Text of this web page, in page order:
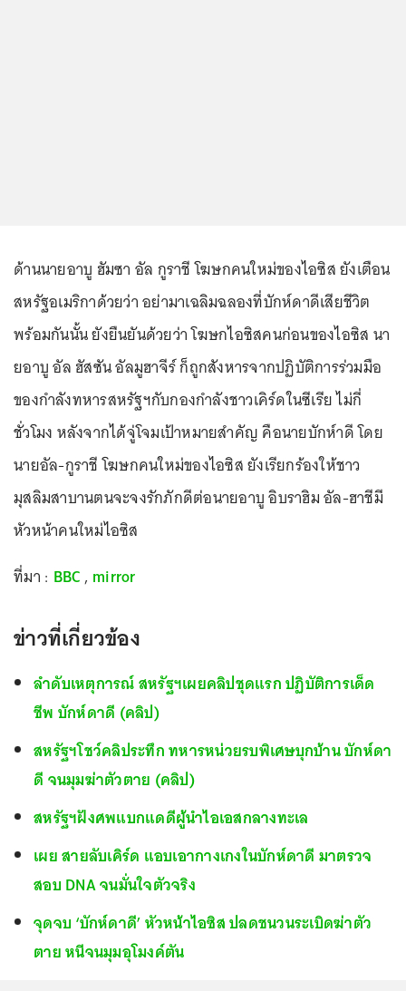
ด้านนายอาบู ฮัมซา อัล กูราชี โฆษกคนใหม่ของไอซิส ยังเตือน
สหรัฐอเมริกาด้วยว่า อย่ามาเฉลิมฉลองที่บักห์ดาดีเสียชีวิต
พร้อมกันนั้น ยังยืนยันด้วยว่า โฆษกไอซิสคนก่อนของไอซิส นา
ยอาบู อัล ฮัสซัน อัลมูฮาจีร์ ก็ถูกสังหารจากปฏิบัติการร่วมมือ
ของกำลังทหารสหรัฐฯกับกองกำลังชาวเคิร์ดในซีเรีย ไม่กี่
ชั่วโมง หลังจากได้จู่โจมเป้าหมายสำคัญ คือนายบักห์าดี โดย
นายอัล-กูราชี โฆษกคนใหม่ของไอซิส ยังเรียกร้องให้ชาว
มุสลิมสาบานตนจะจงรักภักดีต่อนายอาบู อิบราฮิม อัล-ฮาชีมี
หัวหน้าคนใหม่ไอซิส
ที่มา : BBC, mirror
ข่าวที่เกี่ยวข้อง
ลำดับเหตุการณ์ สหรัฐฯเผยคลิปชุดแรก ปฏิบัติการเด็ด
ชีพ บักห์ดาดี (คลิป)
สหรัฐฯโชว์คลิประทึก ทหารหน่วยรบพิเศษบุกบ้าน บักห์ดา
ดี จนมุมฆ่าตัวตาย (คลิป)
สหรัฐฯฝังศพแบกแดดีผู้นำไอเอสกลางทะเล
เผย สายลับเคิร์ด แอบเอากางเกงในบักห์ดาดี มาตรวจ
สอบ DNA จนมั่นใจตัวจริง
จุดจบ ‘บักห์ดาดี’ หัวหน้าไอซิส ปลดชนวนระเบิดฆ่าตัว
ตาย หนีจนมุมอุโมงค์ตัน